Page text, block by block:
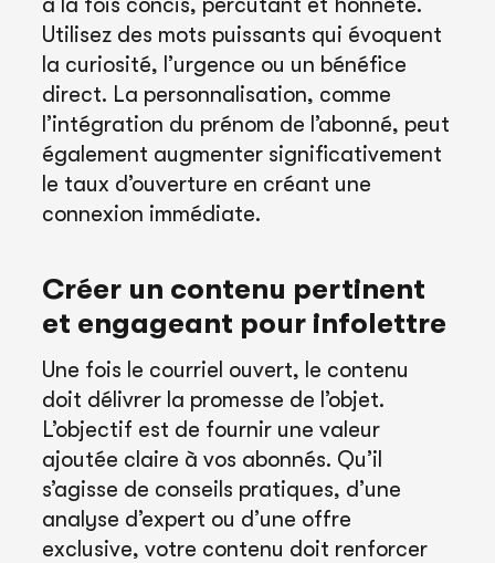
à la fois concis, percutant et honnête.
Utilisez des mots puissants qui évoquent
la curiosité, l’urgence ou un bénéfice
direct. La personnalisation, comme
l’intégration du prénom de l’abonné, peut
également augmenter significativement
le taux d’ouverture en créant une
connexion immédiate.
Créer un contenu pertinent
et engageant pour infolettre
Une fois le courriel ouvert, le contenu
doit délivrer la promesse de l’objet.
L’objectif est de fournir une valeur
ajoutée claire à vos abonnés. Qu’il
s’agisse de conseils pratiques, d’une
analyse d’expert ou d’une offre
exclusive, votre contenu doit renforcer